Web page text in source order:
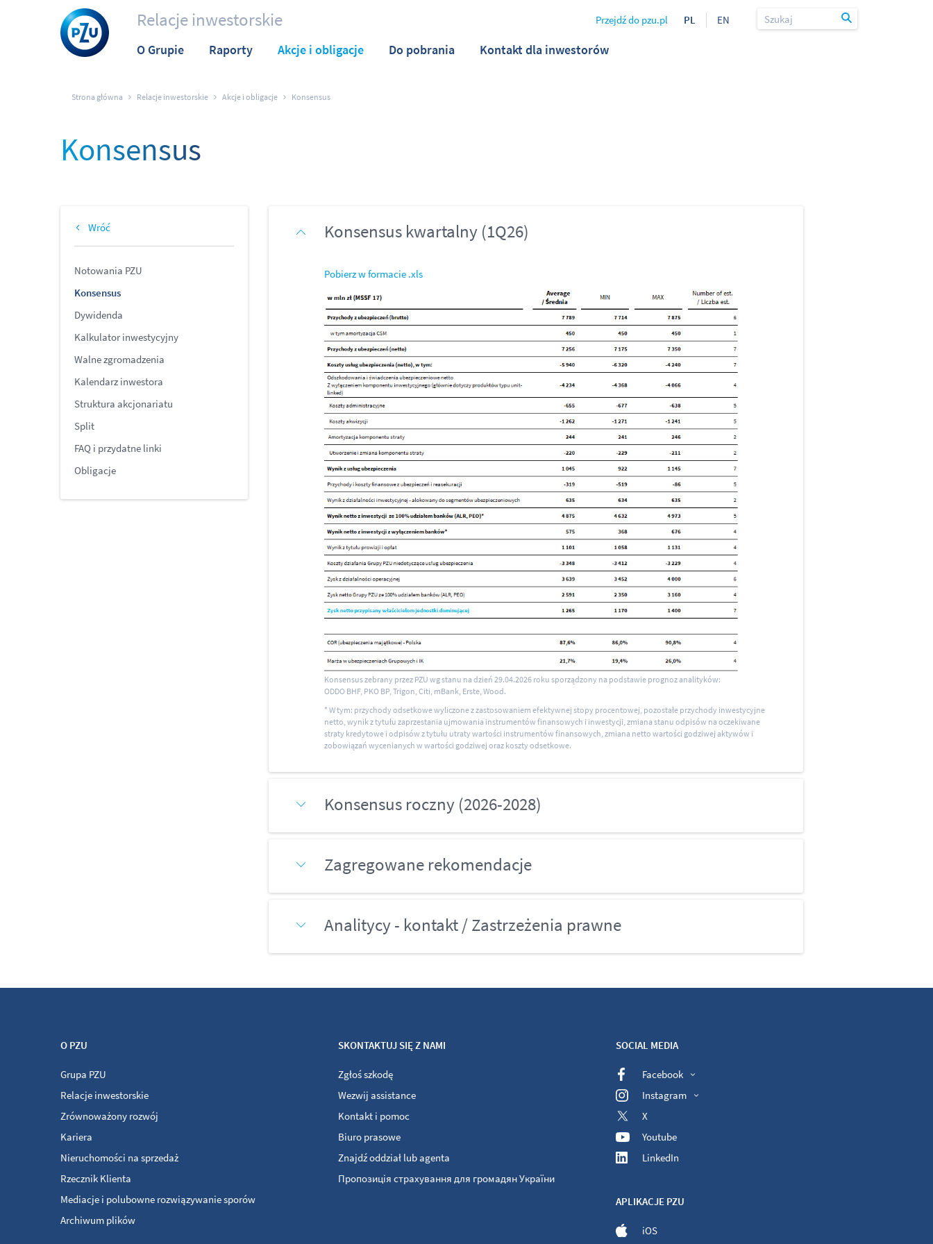
Relacje inwestorskie
O Grupie Raporty Akcje i obligacje Do pobrania Kontakt dla inwestorów
Przejdź do pzu.pl PL EN
Strona główna Relacje inwestorskie Akcje i obligacje Konsensus
Konsensus
Wróć
Notowania PZU
Konsensus
Dywidenda
Kalkulator inwestycyjny
Walne zgromadzenia
Kalendarz inwestora
Struktura akcjonariatu
Split
FAQ i przydatne linki
Obligacje
Konsensus kwartalny (1Q26)
Pobierz w formacie .xls
Konsensus zebrany przez PZU wg stanu na dzień 29.04.2026 roku sporządzony na podstawie prognoz analityków:
ODDO BHF, PKO BP, Trigon, Citi, mBank, Erste, Wood.
* W tym: przychody odsetkowe wyliczone z zastosowaniem efektywnej stopy procentowej, pozostałe przychody inwestycyjne
netto, wynik z tytułu zaprzestania ujmowania instrumentów finansowych i inwestycji, zmiana stanu odpisów na oczekiwane
straty kredytowe i odpisów z tytułu utraty wartości instrumentów finansowych, zmiana netto wartości godziwej aktywów i
zobowiązań wycenianych w wartości godziwej oraz koszty odsetkowe.
Konsensus roczny (2026-2028)
Zagregowane rekomendacje
Analitycy - kontakt / Zastrzeżenia prawne
O PZU
Grupa PZU
Relacje inwestorskie
Zrównoważony rozwój
Kariera
Nieruchomości na sprzedaż
Rzecznik Klienta
Mediacje i polubowne rozwiązywanie sporów
Archiwum plików
SKONTAKTUJ SIĘ Z NAMI
Zgłoś szkodę
Wezwij assistance
Kontakt i pomoc
Biuro prasowe
Znajdź oddział lub agenta
Пропозиція страхування для громадян України
SOCIAL MEDIA
Facebook
Instagram
X
Youtube
LinkedIn
APLIKACJE PZU
iOS